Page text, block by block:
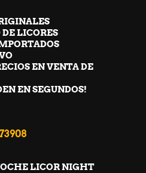
LICORES
EN VENTA DE
EN SEGUNDOS!
LICOR NIGHT